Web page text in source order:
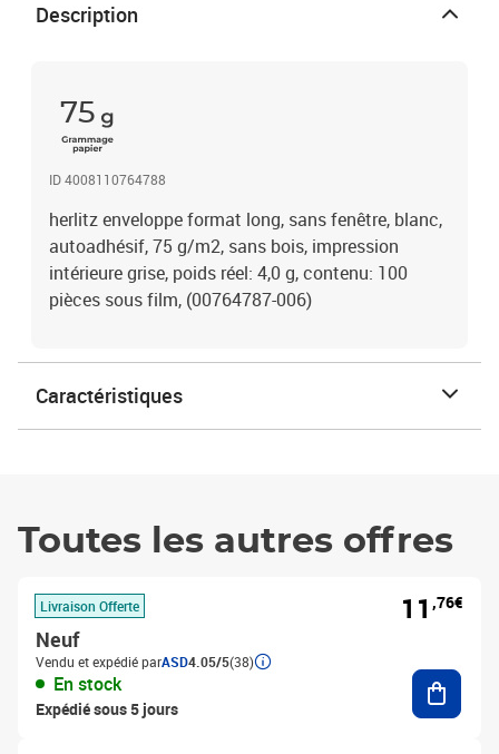
Description
75
ID 4008110764788
herlitz enveloppe format long, sans fenêtre, blanc,
autoadhésif, 75 g/m2, sans bois, impression
intérieure grise, poids réel: 4,0 g, contenu: 100
pièces sous film, (00764787-006)
Caractéristiques
Toutes les autres offres
Livraison Offerte
Neuf
Vendu et expédié parASD4.05/5(38)
En stock
Expédié sous 5 jours
11 ,76€